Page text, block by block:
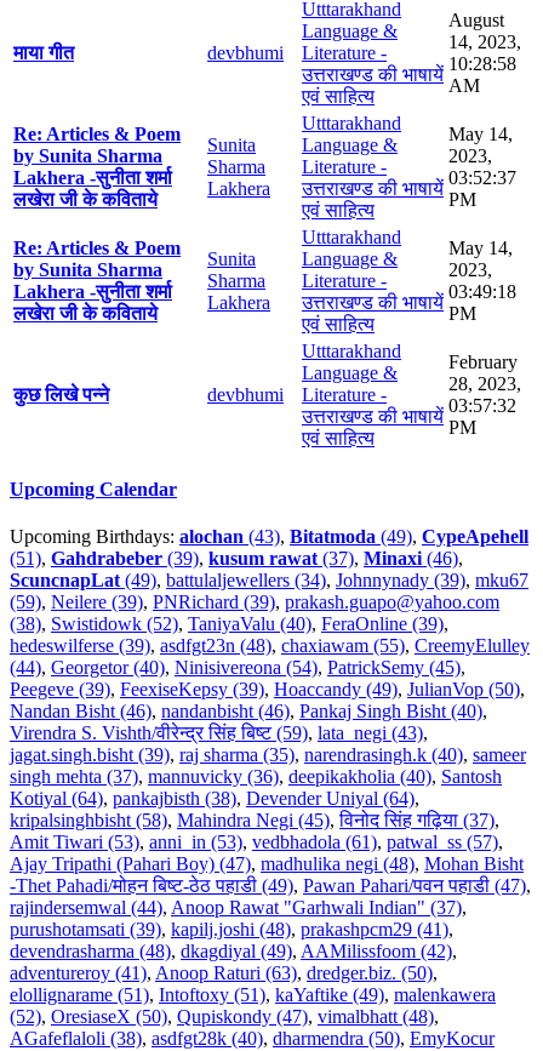
माया गीत devbhumi
Utttarakhand
Language &
Literature -
उत्तराखण्ड की भाषायें
एवं साहित्य
August
14, 2023,
10:28:58
AM
Re: Articles & Poem
by Sunita Sharma
Lakhera -सुनीता शर्मा
लखेरा जी के कविताये
Sunita
Sharma
Lakhera
Utttarakhand
Language &
Literature -
उत्तराखण्ड की भाषायें
एवं साहित्य
May 14,
2023,
03:52:37
PM
Re: Articles & Poem
by Sunita Sharma
Lakhera -सुनीता शर्मा
लखेरा जी के कविताये
Sunita
Sharma
Lakhera
Utttarakhand
Language &
Literature -
उत्तराखण्ड की भाषायें
एवं साहित्य
May 14,
2023,
03:49:18
PM
कुछ लिखे पन्ने devbhumi
Utttarakhand
Language &
Literature -
उत्तराखण्ड की भाषायें
एवं साहित्य
February
28, 2023,
03:57:32
PM
Upcoming Calendar
Upcoming Birthdays: alochan (43), Bitatmoda (49), CypeApehell
(51), Gahdrabeber (39), kusum rawat(37), Minaxi(46),
ScuncnapLat(49), battulaljewellers (34), Johnnynady (39), mku67
(59), Neilere (39), PNRichard (39), prakash.guapo@yahoo.com
(38), Swistidowk (52), TaniyaValu (40), FeraOnline (39),
hedeswilferse (39), asdfgt23n (48), chaxiawam (55), CreemyElulley
(44), Georgetor (40), Ninisivereona (54), PatrickSemy (45),
Peegeve (39), FeexiseKepsy (39), Hoaccandy (49), JulianVop (50),
Nandan Bisht (46), nandanbisht (46), Pankaj Singh Bisht (40),
Virendra S. Vishth/वीरेन्द्र सिंह बिष्ट (59), lata_negi (43),
jagat.singh.bisht (39), raj sharma (35), narendrasingh.k (40), sameer
singh mehta (37), mannuvicky (36), deepikakholia (40), Santosh
Kotiyal (64), pankajbisth (38), Devender Uniyal (64),
kripalsinghbisht (58), Mahindra Negi (45),विनोद सिंह गढ़िया (37),
Amit Tiwari (53), anni_in (53), vedbhadola (61), patwal_ss (57),
Ajay Tripathi (Pahari Boy) (47), madhulika negi (48), Mohan Bisht
-Thet Pahadi/मोहन बिष्ट-ठेठ पहाडी (49), Pawan Pahari/पवन पहाडी (47),
rajindersemwal (44), Anoop Rawat "Garhwali Indian" (37),
purushotamsati (39), kapilj.joshi (48), prakashpcm29 (41),
devendrasharma (48), dkagdiyal (49), AAMilissfoom (42),
adventureroy (41), Anoop Raturi (63), dredger.biz. (50),
elollignarame (51), Intoftoxy (51), kaYaftike (49), malenkawera
(52), OresiaseX (50), Qupiskondy (47), vimalbhatt (48),
AGafeflaloli (38), asdfgt28k (40), dharmendra (50), EmyKocur